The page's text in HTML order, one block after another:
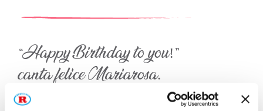
“Happy Birthday to you!”
canta felice Mariarosa.
Alla festa, una sorpresa in più